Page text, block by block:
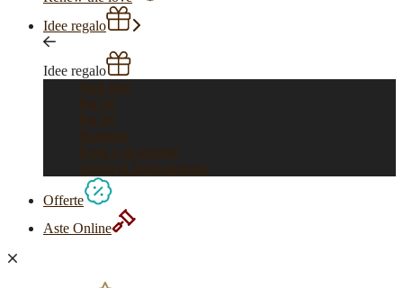
Idee regalo
Idee regalo
Vedi tutti
Per lui
Per lei
Bambini
Feste e ricorrenze
Anelli di fidanzamento
Offerte
Aste Online